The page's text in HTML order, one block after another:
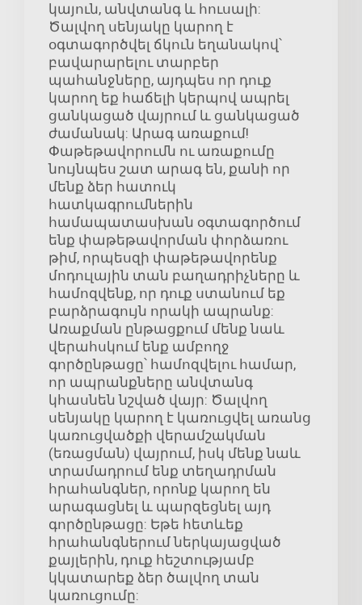
կայուն, անվտանգ և հուսալի:
Ծալվող սենյակը կարող է
օգտագործվել ճկուն եղանակով՝
բավարարելու տարբեր
պահանջները, այդպես որ դուք
կարող եք հաճելի կերպով ապրել
ցանկացած վայրում և ցանկացած
ժամանակ: Արագ առաքում!
Փաթեթավորումն ու առաքումը
նույնպես շատ արագ են, քանի որ
մենք ձեր հատուկ
հատկագրումներին
համապատասխան օգտագործում
ենք փաթեթավորման փորձառու
թիմ, որպեսզի փաթեթավորենք
մոդուլային տան բաղադրիչները և
համոզվենք, որ դուք ստանում եք
բարձրագույն որակի ապրանք:
Առաքման ընթացքում մենք նաև
վերահսկում ենք ամբողջ
գործընթացը՝ համոզվելու համար,
որ ապրանքները անվտանգ
կհասնեն նշված վայր: Ծալվող
սենյակը կարող է կառուցվել առանց
կառուցվածքի վերամշակման
(եռացման) վայրում, իսկ մենք նաև
տրամադրում ենք տեղադրման
հրահանգներ, որոնք կարող են
արագացնել և պարզեցնել այդ
գործընթացը: Եթե հետևեք
հրահանգներում ներկայացված
քայլերին, դուք հեշտությամբ
կկատարեք ձեր ծալվող տան
կառուցումը: